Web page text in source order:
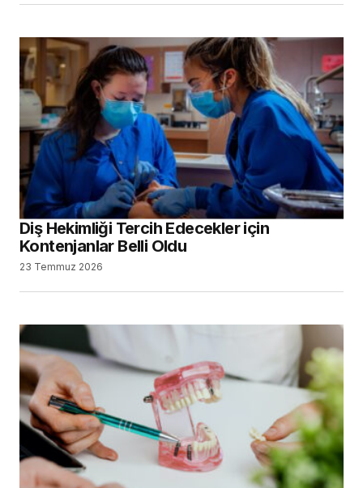
Diş Hekimliği Tercih Edecekler için
Kontenjanlar Belli Oldu
23 Temmuz 2026